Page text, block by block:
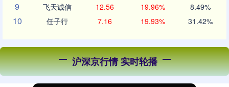
9 飞天诚信 12.56 19.96% 8.49%
10 任子行 7.16 19.93% 31.42%
沪深京行情 实时轮播